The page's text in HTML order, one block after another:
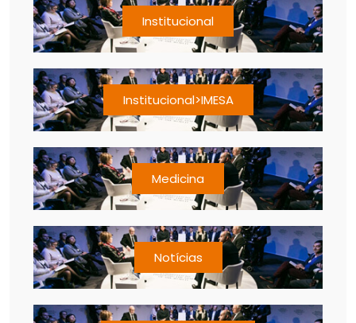
Institucional
Institucional>IMESA
Medicina
Notícias